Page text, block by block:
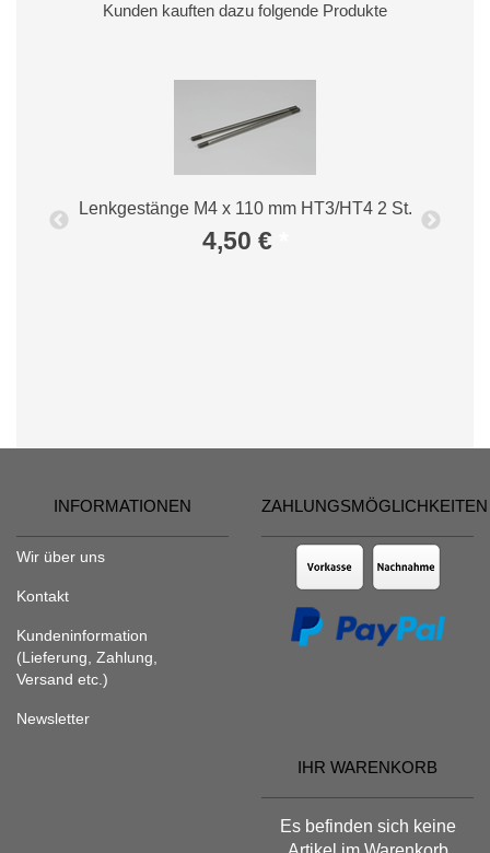
Kunden kauften dazu folgende Produkte
Lenkgestänge M4 x 110 mm HT3/HT4 2 St.
4,50 €
INFORMATIONEN
Wir über uns
Kontakt
Kundeninformation
(Lieferung, Zahlung,
Versand etc.)
Newsletter
ZAHLUNGSMÖGLICHKEITEN
IHR WARENKORB
Es befinden sich keine